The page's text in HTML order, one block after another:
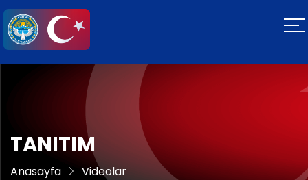
TANITIM
Anasayfa Videolar